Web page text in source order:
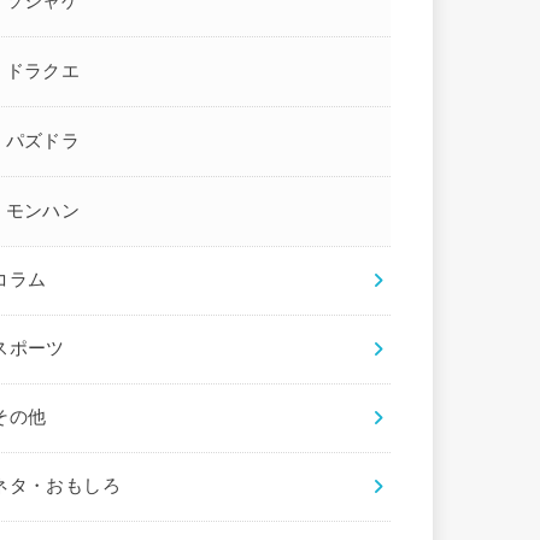
ドラクエ
パズドラ
モンハン
ラム
ポーツ
の他
タ・おもしろ